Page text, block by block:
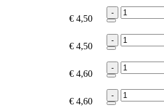
€ 4,50
-
€ 4,50
-
€ 4,60
-
€ 4,60
-